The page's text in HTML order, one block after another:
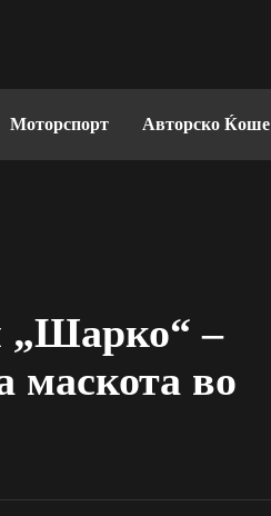
Моторспорт Авторско Ќоше
„Шарко“ –
маскота во